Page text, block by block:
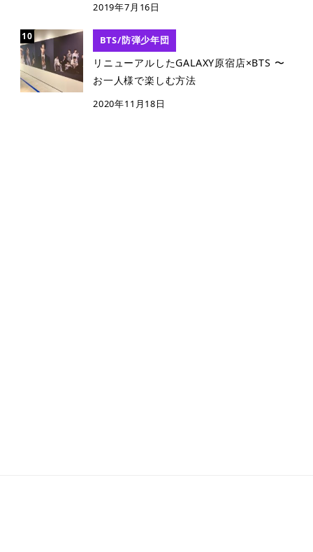
2019年7月16日
BTS/防弾少年団
リニューアルしたGALAXY原宿店×BTS 〜
お一人様で楽しむ方法
2020年11月18日